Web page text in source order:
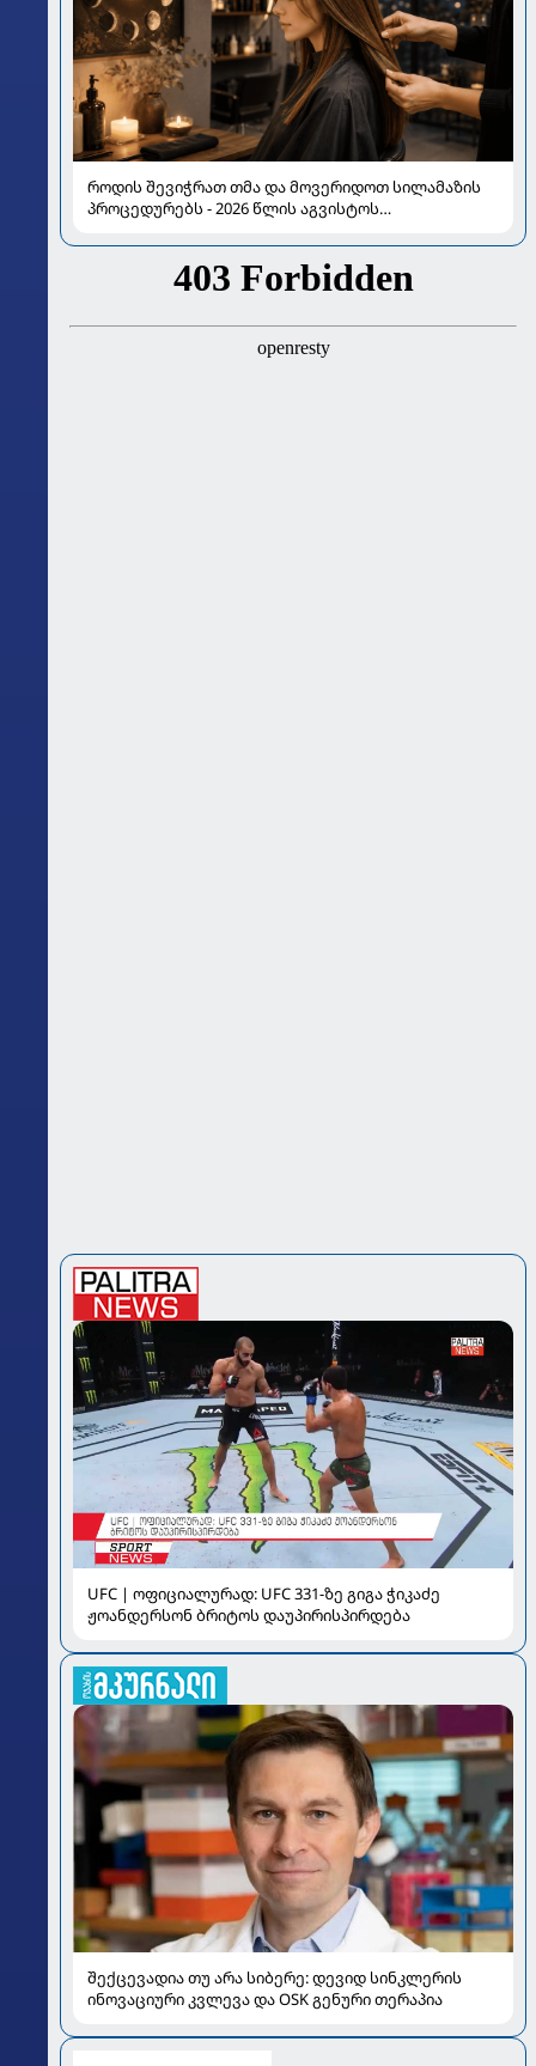
როდის შევიჭრათ თმა და მოვერიდოთ სილამაზის
პროცედურებს - 2026 წლის აგვისტოს
UFC | ოფიციალურად: UFC 331-ზე გიგა ჭიკაძე
ჟოანდერსონ ბრიტოს დაუპირისპირდება
შექცევადია თუ არა სიბერე: დევიდ სინკლერის
ინოვაციური კვლევა და OSK გენური თერაპია